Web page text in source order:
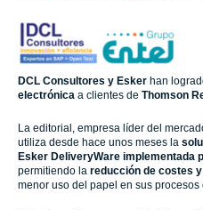
DCL Consultores y Esker han
electrónica a clientes de Thomson
La editorial, empresa líder del
utiliza desde hace unos meses la
Esker DeliveryWare implementada
permitiendo la reducción de costes
menor uso del papel en sus procesos